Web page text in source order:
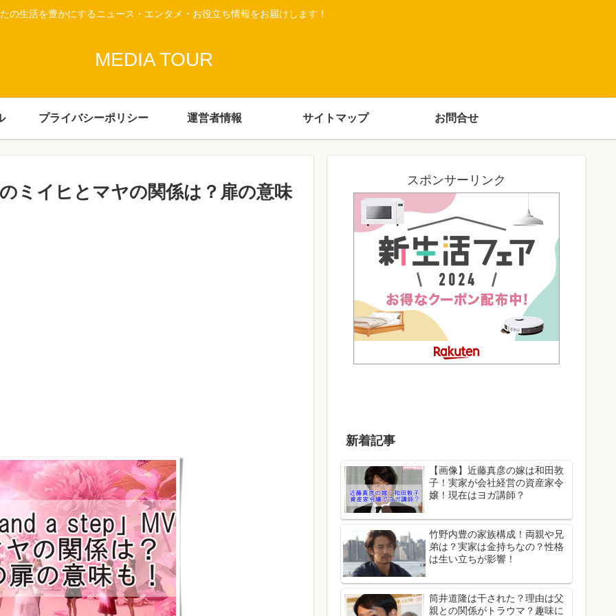
の生活を豊かにするニュース・エンタメ・お役立ち情報をお届けします！
MEDIA TOUR
プライバシーポリシー 運営者情報 サイトマップ お問合せ
ミイヒとマヤの関係は？扉の意味
スポンサーリンク
新着記事
【画像】近藤真彦の嫁は和田敦
子！実家が会社経営の資産家令
嬢！現在はヨガ講師？
竹野内豊の家族構成！両親や兄
弟は？実家は金持ちなの？性格
は生い立ちが影響！
筒井道隆は干された？理由は父
親との関係がトラウマ？趣味に